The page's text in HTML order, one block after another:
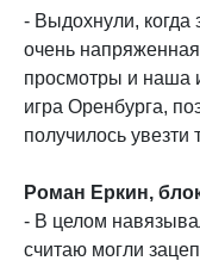
- Выдохнули, когда
очень
просмотры и наша
игра Оренбурга,
получилось увезти
Роман Еркин,
- В целом
считаю могли